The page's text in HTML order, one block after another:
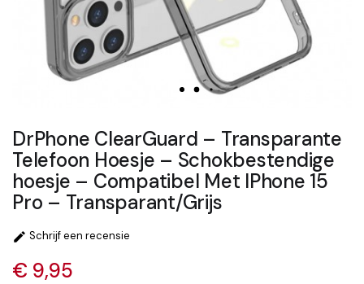
DrPhone ClearGuard – Transparante
Telefoon Hoesje – Schokbestendige
hoesje – Compatibel Met IPhone 15
Pro – Transparant/Grijs
 Schrijf een recensie
€ 9,95